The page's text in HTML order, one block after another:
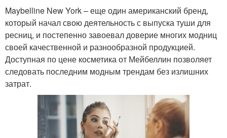
Maybelline New York – еще один американский бренд,
который начал свою деятельность с выпуска туши для
ресниц, и постепенно завоевал доверие многих модниц
своей качественной и разнообразной продукцией.
Доступная по цене косметика от Мейбеллин позволяет
следовать последним модным трендам без излишних
затрат.